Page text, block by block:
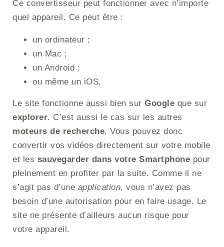
Ce convertisseur peut fonctionner avec n’importe
quel appareil. Ce peut être :
un ordinateur ;
un Mac ;
un Android ;
ou même un iOS.
Le site fonctionne aussi bien sur Google que sur
explorer. C’est aussi le cas sur les autres
moteurs de recherche. Vous pouvez donc
convertir vos vidéos directement sur votre mobile
et les sauvegarder dans votre Smartphone pour
pleinement en profiter par la suite. Comme il ne
s’agit pas d’une application, vous n’avez pas
besoin d’une autorisation pour en faire usage. Le
site ne présente d’ailleurs aucun risque pour
votre appareil.